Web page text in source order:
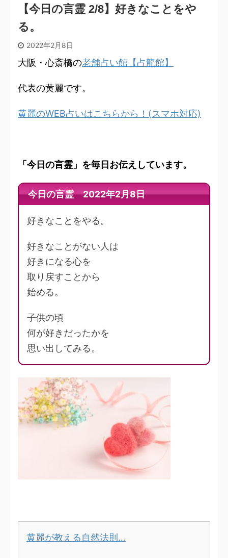
【今日の言霊 2/8】好きなことをや
る。
2022年2月8日
大阪・心斎橋の老舗占い館【占龍館】
代表の黄麗です。
黄麗のWEB占いはこちらから！(スマホ対応)
「今日の言霊」を毎日お伝えしています。
今日の言霊 2022年2月8日
好きなことをやる。
好きなことがない人は
好きになる心を
取り戻すことから
始める。
子供の頃
何が好きだったかを
思い出してみる。
黄麗が教える自然法則…